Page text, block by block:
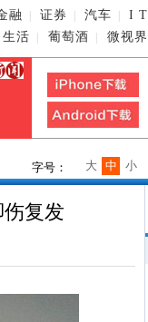
融 证券 汽车 I T
生活 葡萄酒 微视界
字号： 小
中
大
复发